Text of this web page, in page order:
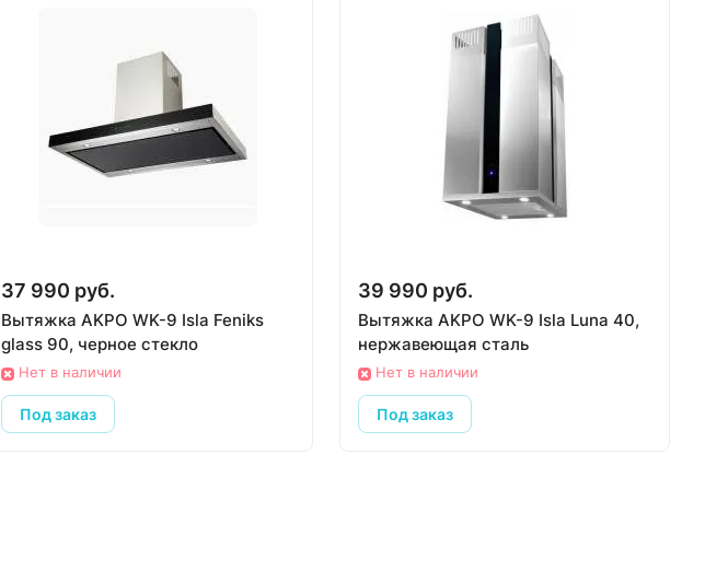
37 990 руб.
Вытяжка AKPO WK-9 Isla Feniks
glass 90, черное стекло
Нет в наличии
Под заказ
39 990 руб.
Вытяжка AKPO WK-9 Isla Luna 40,
нержавеющая сталь
Нет в наличии
Под заказ